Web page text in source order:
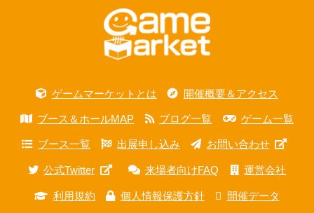
ゲームマーケットとは 開催概要＆アクセス
ブース＆ホールMAP ブログ一覧 ゲーム一覧
ブース一覧 出展申し込み お問い合わせ
公式Twitter 来場者向けFAQ 運営会社
利用規約 個人情報保護方針 開催データ